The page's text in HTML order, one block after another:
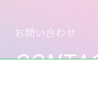
お問い合わせ